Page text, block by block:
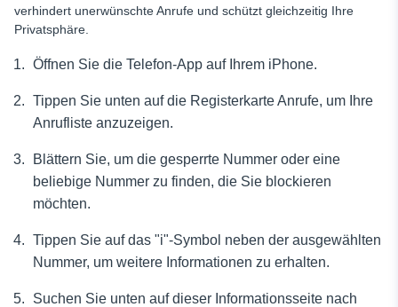
verhindert unerwünschte Anrufe und schützt gleichzeitig Ihre
Privatsphäre.
Öffnen Sie die Telefon-App auf Ihrem iPhone.
Tippen Sie unten auf die Registerkarte Anrufe, um Ihre
Anrufliste anzuzeigen.
Blättern Sie, um die gesperrte Nummer oder eine
beliebige Nummer zu finden, die Sie blockieren
möchten.
Tippen Sie auf das "i"-Symbol neben der ausgewählten
Nummer, um weitere Informationen zu erhalten.
Suchen Sie unten auf dieser Informationsseite nach